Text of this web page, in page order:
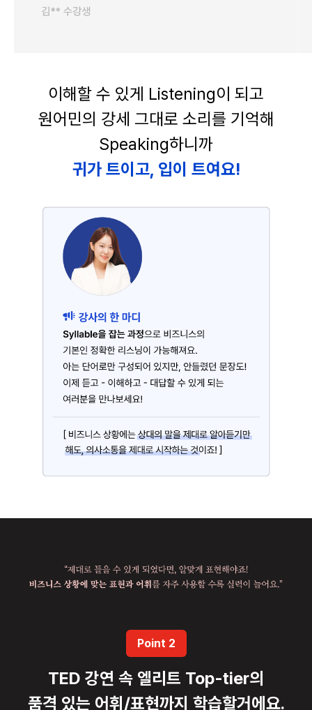
이해할 수 있게 Listening이 되고
원어민의 강세 그대로 소리를 기억해
Speaking하니까
귀가 트이고, 입이 트여요!
Point 2
TED 강연 속 엘리트 Top-tier의
품격 있는 어휘/표현까지 학습할거에요.